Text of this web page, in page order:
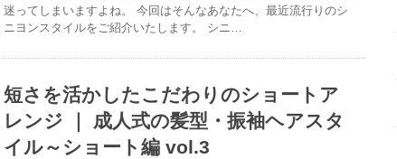
迷ってしまいますよね。 今回はそんなあなたへ、最近流行りのシ
ニヨンスタイルをご紹介いたします。 シニ…
短さを活かしたこだわりのショートア
レンジ ｜ 成人式の髪型・振袖ヘアスタ
イル～ショート編 vol.3